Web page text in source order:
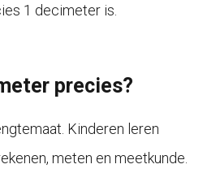
1 decimeter is.
precies?
Kinderen leren
meten en meetkunde.